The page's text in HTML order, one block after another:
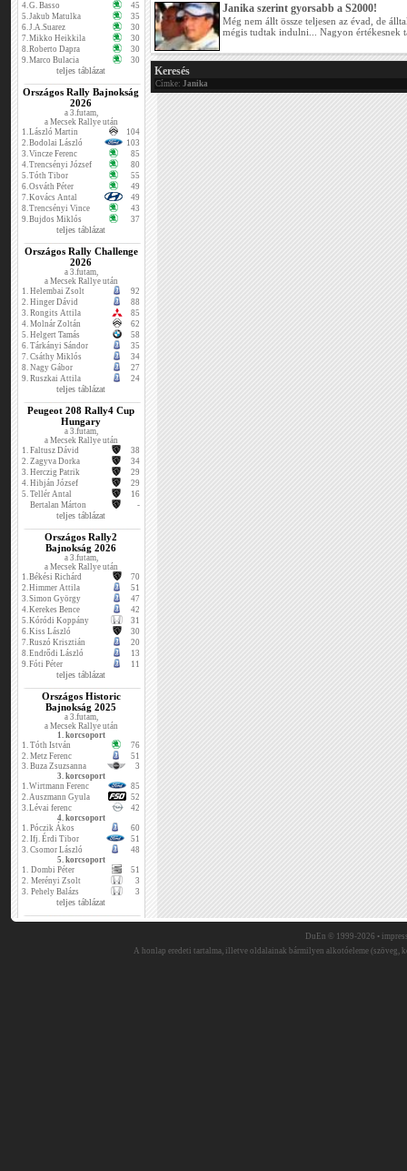
4.G. Basso
45
5.Jakub Matulka
35
6.J.A.Suarez
30
7.Mikko Heikkila
30
8.Roberto Dapra
30
9.Marco Bulacia 30
teljes táblázat
Országos Rally Bajnokság
2026
a 3.futam,
a Mecsek Rallye után
1.László Martin
104
2.Bodolai László
103
3.Vincze Ferenc
85
4.Trencsényi József
80
5.Tóth Tibor
55
6.Osváth Péter
49
7.Kovács Antal
49
8.Trencsényi Vince
43
9.Bujdos Miklós 37
teljes táblázat
Országos Rally Challenge
2026
a 3.futam,
a Mecsek Rallye után
1. Helembai Zsolt
92
2. Hinger Dávid
88
3. Rongits Attila
85
4. Molnár Zoltán
62
5. Helgert Tamás
58
6. Tárkányi Sándor
35
7. Csáthy Miklós
34
8. Nagy Gábor
27
9. Ruszkai Attila 24
teljes táblázat
Peugeot 208 Rally4 Cup
Hungary
a 3.futam,
a Mecsek Rallye után
1. Faltusz Dávid
38
2. Zagyva Dorka
34
3. Herczig Patrik
29
4. Hibján József
29
5. Tellér Antal
16
Bertalan Márton
-
teljes táblázat
Országos Rally2
Bajnokság 2026
a 3.futam,
a Mecsek Rallye után
1.Békési Richárd
70
2.Himmer Attila
51
3.Simon György
47
4.Kerekes Bence
42
5.Kóródi Koppány
31
6.Kiss László
30
7.Ruszó Krisztián
20
8.Endrődi László
13
9.Fóti Péter 11
teljes táblázat
Országos Historic
Bajnokság 2025
a 3.futam,
a Mecsek Rallye után
1. korcsoport
1. Tóth István
76
2. Metz Ferenc
51
3. Buza Zsuzsanna
3
3. korcsoport
1.Wirtmann Ferenc
85
2.Auszmann Gyula
52
3.Lévai ferenc
42
4. korcsoport
1. Póczik Ákos
60
2. Ifj. Érdi Tibor
51
3. Csomor László
48
5. korcsoport
1. Dombi Péter
51
2. Merényi Zsolt
3
3. Pehely Balázs 3
teljes táblázat
Janika szerint gyorsabb a S2000!
Még nem állt össze teljesen az évad, de
mégis tudtak indulni... Nagyon értékesnek
Keresés
Címke: Janika
DuEn © 1999-2026 •
A honlap eredeti tartalma, illetve oldalainak bármilyen alkotóeleme (szöveg,